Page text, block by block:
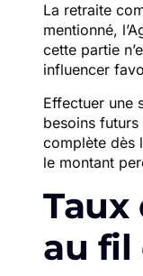
La retraite
mentionné,
cette partie
influencer
Effectuer une
besoins
complète dès
le montant
au fil